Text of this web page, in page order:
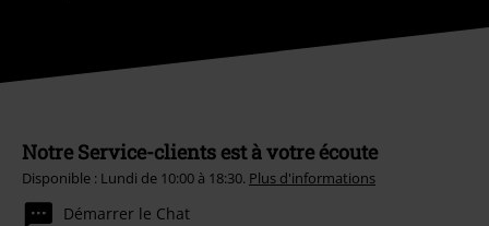
Notre Service-clients est à votre écoute
Disponible : Lundi de 10:00 à 18:30. Plus d'informations
Démarrer le Chat